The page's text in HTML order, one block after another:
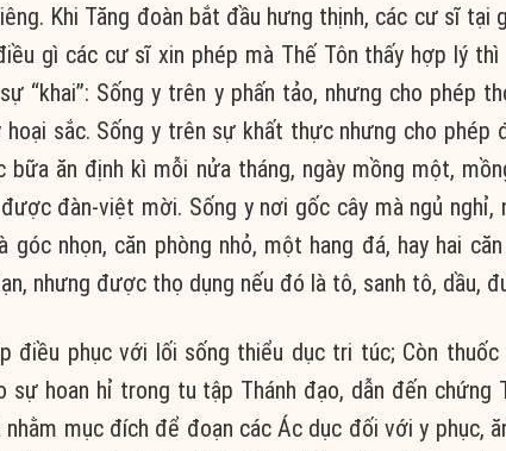
Khi Tăng đoàn bắt đầu hưng thịnh, các cư sĩ tại
gì các cư sĩ xin phép mà Thế Tôn thấy hợp lý
“khai”: Sống y trên y phấn tảo, nhưng cho phép
sắc. Sống y trên sự khất thực nhưng cho phép
bữa ăn định kì mỗi nửa tháng, ngày mồng một,
đàn-việt mời. Sống y nơi gốc cây mà ngủ
góc nhọn, căn phòng nhỏ, một hang đá, hay hai
nhưng được thọ dụng nếu đó là tô, sanh tô, dầu,
điều phục với lối sống thiểu dục tri túc; Còn
sự hoan hỉ trong tu tập Thánh đạo, dẫn đến chứng
mục đích để đoạn các Ác dục đối với y phục,